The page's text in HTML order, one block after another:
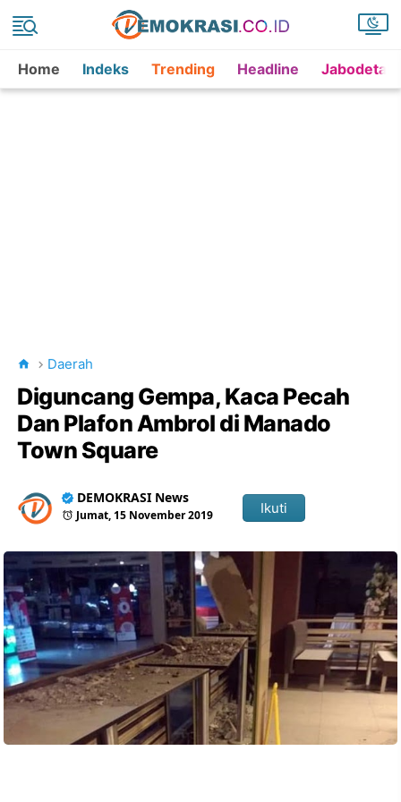
Home Indeks Trending Headline
Daerah
Diguncang Gempa, Kaca Pecah
Dan Plafon Ambrol di Manado
Town Square
DEMOKRASI News
Jumat, 15 November 2019 Ikuti